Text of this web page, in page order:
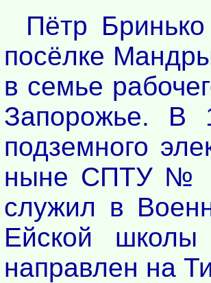
Пётр
посёлке
в семье
Запорожье. В
подземного
ныне СПТУ №
служил в
Ейской
направлен на